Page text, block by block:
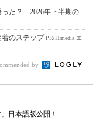
った？ 2026年下半期の
のステップPR(ITmedia エ
by
日本語版公開！